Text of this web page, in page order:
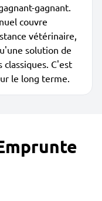
gagnant.
couvre
vétérinaire,
solution de
C'est
le long terme.